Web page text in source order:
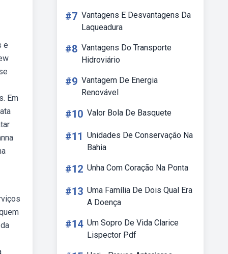
e
Em
#7 Vantagens E Desvantagens Da
Laqueadura
#8 Vantagens Do Transporte
Hidroviário
#9 Vantagem De Energia
Renovável
#10 Valor Bola De Basquete
#11 Unidades De Conservação Na
Bahia
#12 Unha Com Coração Na Ponta
#13 Uma Família De Dois Qual Era
A Doença
#14 Um Sopro De Vida Clarice
Lispector Pdf